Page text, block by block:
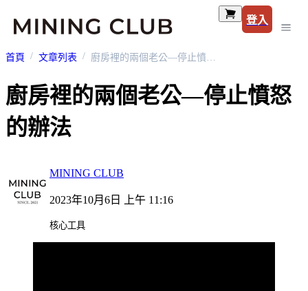
登入
首頁 文章列表 廚房裡的兩個老公—停止憤怒的辦法
廚房裡的兩個老公—停止憤怒
的辦法
MINING CLUB
2023年10月6日 上午 11:16
核心工具